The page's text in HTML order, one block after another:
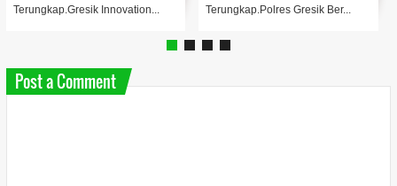
publik berupa p...
LPK-RI ...
Post a Comment